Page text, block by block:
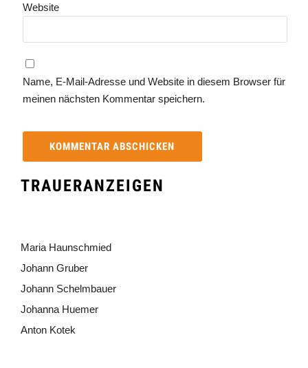
Website
Name, E-Mail-Adresse und Website in diesem Browser für
meinen nächsten Kommentar speichern.
TRAUERANZEIGEN
Maria Haunschmied
Johann Gruber
Johann Schelmbauer
Johanna Huemer
Anton Kotek